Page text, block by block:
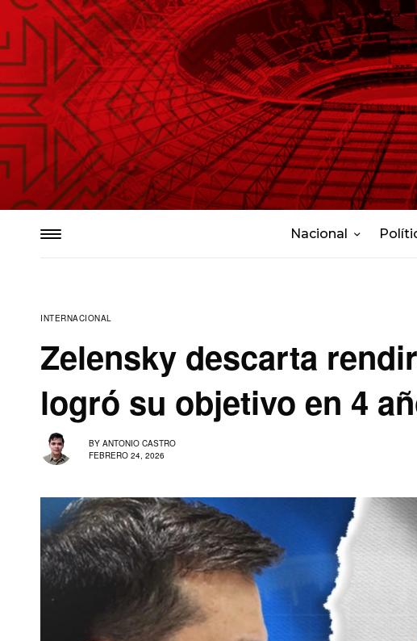
Nacional
INTERNACIONAL
Zelensky descarta
logró su objetivo en 4
BY ANTONIO CASTRO
FEBRERO 24, 2026